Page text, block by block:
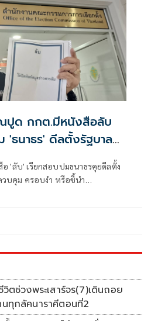
ณปูด กกต.มีหนังสือลับ
'ธนาธร' ดีลตั้งรัฐบาล
อ 'ลับ' เรียกสอบปมธนาธรคุยดีลตั้ง
บคุม ครอบงำ หรือชี้นำ
ตช่วงพระเสาร์จร(7)เดินถอย
ทุกลัคนาราศีตอนที่2